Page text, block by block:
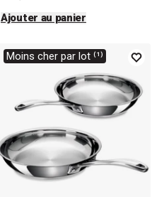
Ajouter au panier
Moins cher par lot ⁽¹⁾